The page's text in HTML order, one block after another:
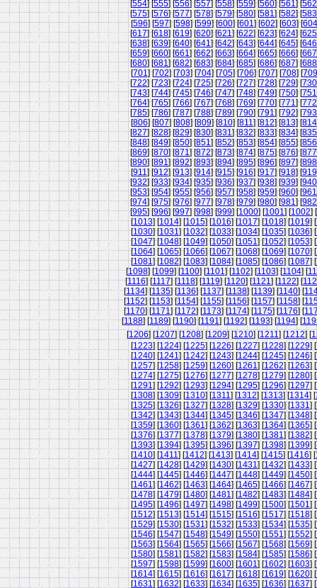
[554] [555] [556] [557] [558] [559] [560] [561] [562
[575] [576] [577] [578] [579] [580] [581] [582] [583
[596] [597] [598] [599] [600] [601] [602] [603] [604
[617] [618] [619] [620] [621] [622] [623] [624] [625
[638] [639] [640] [641] [642] [643] [644] [645] [646
[659] [660] [661] [662] [663] [664] [665] [666] [667
[680] [681] [682] [683] [684] [685] [686] [687] [688
[701] [702] [703] [704] [705] [706] [707] [708] [709
[722] [723] [724] [725] [726] [727] [728] [729] [730
[743] [744] [745] [746] [747] [748] [749] [750] [751
[764] [765] [766] [767] [768] [769] [770] [771] [772
[785] [786] [787] [788] [789] [790] [791] [792] [793
[806] [807] [808] [809] [810] [811] [812] [813] [814
[827] [828] [829] [830] [831] [832] [833] [834] [835
[848] [849] [850] [851] [852] [853] [854] [855] [856
[869] [870] [871] [872] [873] [874] [875] [876] [877
[890] [891] [892] [893] [894] [895] [896] [897] [898
[911] [912] [913] [914] [915] [916] [917] [918] [919
[932] [933] [934] [935] [936] [937] [938] [939] [940
[953] [954] [955] [956] [957] [958] [959] [960] [961
[974] [975] [976] [977] [978] [979] [980] [981] [982
[995] [996] [997] [998] [999] [1000] [1001] [1002] [
[1013] [1014] [1015] [1016] [1017] [1018] [1019] [
[1030] [1031] [1032] [1033] [1034] [1035] [1036] [
[1047] [1048] [1049] [1050] [1051] [1052] [1053] [
[1064] [1065] [1066] [1067] [1068] [1069] [1070] [
[1081] [1082] [1083] [1084] [1085] [1086] [1087] [
[1098] [1099] [1100] [1101] [1102] [1103] [1104] [
[1116] [1117] [1118] [1119] [1120] [1121] [1122] [
[1134] [1135] [1136] [1137] [1138] [1139] [1140] [
[1152] [1153] [1154] [1155] [1156] [1157] [1158] [
[1170] [1171] [1172] [1173] [1174] [1175] [1176] [
[1188] [1189] [1190] [1191] [1192] [1193] [1194] [
[1206] [1207] [1208] [1209] [1210] [1211] [1212] [
[1223] [1224] [1225] [1226] [1227] [1228] [1229] [
[1240] [1241] [1242] [1243] [1244] [1245] [1246] [
[1257] [1258] [1259] [1260] [1261] [1262] [1263] [
[1274] [1275] [1276] [1277] [1278] [1279] [1280] [
[1291] [1292] [1293] [1294] [1295] [1296] [1297] [
[1308] [1309] [1310] [1311] [1312] [1313] [1314] [
[1325] [1326] [1327] [1328] [1329] [1330] [1331] [
[1342] [1343] [1344] [1345] [1346] [1347] [1348] [
[1359] [1360] [1361] [1362] [1363] [1364] [1365] [
[1376] [1377] [1378] [1379] [1380] [1381] [1382] [
[1393] [1394] [1395] [1396] [1397] [1398] [1399] [
[1410] [1411] [1412] [1413] [1414] [1415] [1416] [
[1427] [1428] [1429] [1430] [1431] [1432] [1433] [
[1444] [1445] [1446] [1447] [1448] [1449] [1450] [
[1461] [1462] [1463] [1464] [1465] [1466] [1467] [
[1478] [1479] [1480] [1481] [1482] [1483] [1484] [
[1495] [1496] [1497] [1498] [1499] [1500] [1501] [
[1512] [1513] [1514] [1515] [1516] [1517] [1518] [
[1529] [1530] [1531] [1532] [1533] [1534] [1535] [
[1546] [1547] [1548] [1549] [1550] [1551] [1552] [
[1563] [1564] [1565] [1566] [1567] [1568] [1569] [
[1580] [1581] [1582] [1583] [1584] [1585] [1586] [
[1597] [1598] [1599] [1600] [1601] [1602] [1603] [
[1614] [1615] [1616] [1617] [1618] [1619] [1620] [
[1631] [1632] [1633] [1634] [1635] [1636] [1637] [